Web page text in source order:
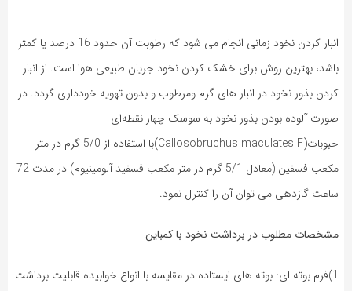
انبار کردن نخود زمانی انجام می شود که رطوبت آن حدود 16 درصد یا کمتر
باشد، بهترین روش برای خشک کردن نخود جریان طبیعی هوا است. از انبار
کردن بذور نخود در انبار های گرم ومرطوب و بدون تهویه خودداری گردد. در
صورت آلوده بودن بذور نخود به سوسک‌ چهار نقطه‌ای
حبوبات(Callosobruchus maculates F)با استفاده از 5/0 گرم در متر
مکعب فسفین (معادل 5/1 گرم در متر مکعب فسفید آلومینیوم) در مدت 72
ساعت گازدهی می توان آن را کنترل نمود.
مشخصات مطلوب در برداشت نخود با کمباین
1)فرم بوته ای: بوته های ایستاده در مقایسه با انواع خوابیده قابلیت برداشت